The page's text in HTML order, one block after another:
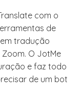
com o
de
tradução
O JotMe
e faz todo
de um bot